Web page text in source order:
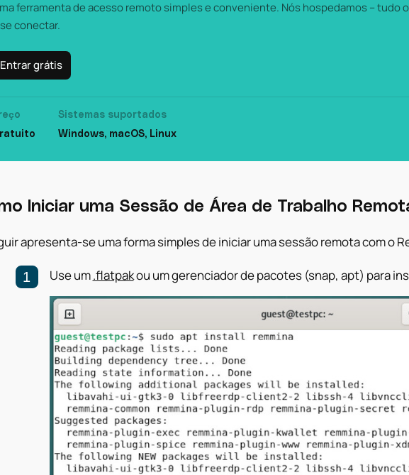
ferramenta de acesso remoto simples e conveniente. Nós hospedamos – tudo
conectar.
Entrar grátis
Sistemas suportados
Windows, macOS, Linux
Iniciar uma Sessão de Área de Trabalho
apresenta-se uma forma simples de iniciar uma sessão remota com o
Use um.flatpakou um gerenciador de pacotes (snap, apt) para